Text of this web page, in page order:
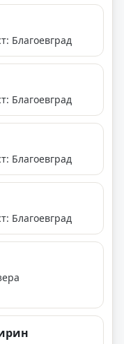
Благоевград
Благоевград
Благоевград
Благоевград